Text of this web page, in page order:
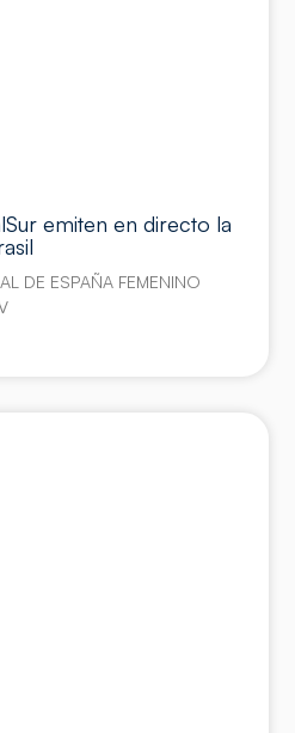
emiten en directo la
DE ESPAÑA FEMENINO